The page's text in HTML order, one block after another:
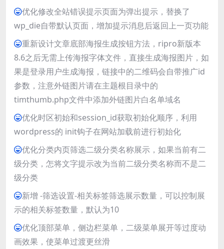
优化修改全站错误提示页面为弹出提示，替换了
wp_die自带默认页面，增加提示消息后返回上一页功能
重新设计文章底部海报生成按钮方法，ripro新版本
8.6之后无需上传海报字体文件，直接生成海报图片，如
果是登录用户生成海报，链接中的二维码会自带推广id
参数，注意外链图片请在主题根目录中的
timthumb.php文件中添加外链图片白名单域名
优化时区初始和session_id获取初始化顺序，利用
wordpress的 init钩子在网站加载前进行初始化
优化分类内页筛选二级分类名称展示，如果当前有二
级分类，怎将文字提示改为当前二级分类名称而不是二
级分类
新增 -筛选设置-相关标签筛选展示数量，可以控制展
示的相关标签数量，默认为10
优化顶部菜单，侧边栏菜单，二级菜单展开等过度动
画效果，使菜单过渡更丝滑